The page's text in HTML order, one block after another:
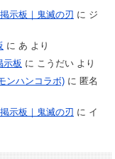
示板｜鬼滅の刃 に ジ
に あ より
示板 に こうだいより
ンハンコラボ)に 匿名
示板｜鬼滅の刃 に イ